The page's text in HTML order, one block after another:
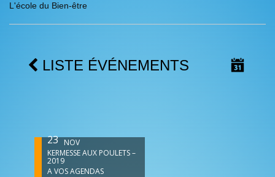
L'école du Bien-être
LISTE ÉVÉNEMENTS
23
NOV
KERMESSE AUX POULETS –
2019
A VOS AGENDAS